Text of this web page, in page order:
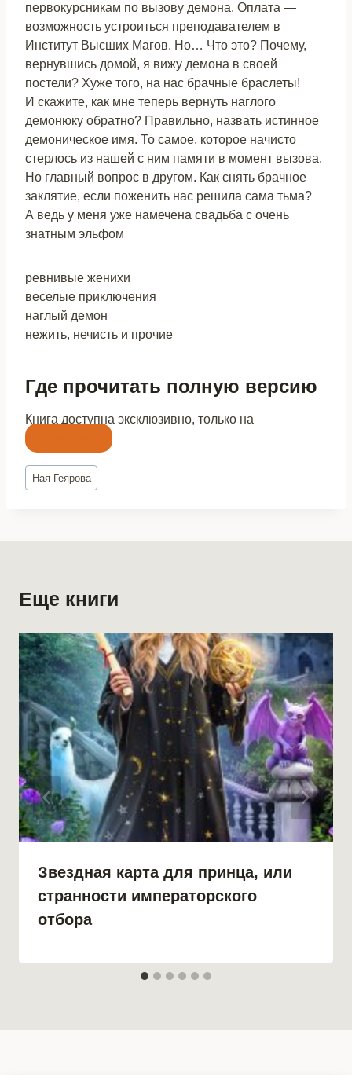
первокурсникам по вызову демона. Оплата —
возможность устроиться преподавателем в
Институт Высших Магов. Но… Что это? Почему,
вернувшись домой, я вижу демона в своей
постели? Хуже того, на нас брачные браслеты!
И скажите, как мне теперь вернуть наглого
демонюку обратно? Правильно, назвать истинное
демоническое имя. То самое, которое начисто
стерлось из нашей с ним памяти в момент вызова.
Но главный вопрос в другом. Как снять брачное
заклятие, если поженить нас решила сама тьма?
А ведь у меня уже намечена свадьба с очень
знатным эльфом
ревнивые женихи
веселые приключения
наглый демон
нежить, нечисть и прочие
Где прочитать полную версию
Книга доступна эксклюзивно, только на
Метки
записи:
Ная Геярова
Еще книги
Звездная карта для принца, или
странности императорского
отбора